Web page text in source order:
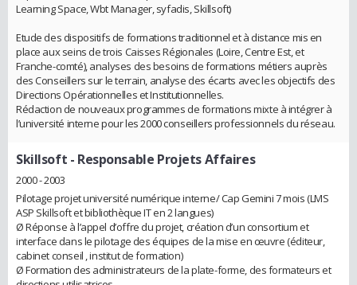
Learning Space, Wbt Manager, syfadis, Skillsoft)
Etude des dispositifs de formations traditionnel et à distance mis en
place aux seins de trois Caisses Régionales (Loire, Centre Est, et
Franche-comté), analyses des besoins de formations métiers auprès
des Conseillers sur le terrain, analyse des écarts avec les objectifs des
Directions Opérationnelles et Institutionnelles.
Rédaction de nouveaux programmes de formations mixte à intégrer à
l’université interne pour les 2000 conseillers professionnels du réseau.
Skillsoft - Responsable Projets Affaires
2000 - 2003
Pilotage projet université numérique interne/ Cap Gemini 7 mois (LMS
ASP Skillsoft et bibliothèque IT en 2 langues)
Ø Réponse à l’appel d’offre du projet, création d’un consortium et
interface dans le pilotage des équipes de la mise en œuvre (éditeur,
cabinet conseil , institut de formation)
Ø Formation des administrateurs de la plate-forme, des formateurs et